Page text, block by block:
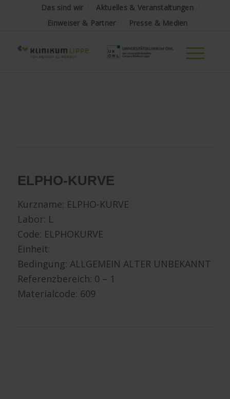
Das sind wir
Aktuelles & Veranstaltungen
Einweiser & Partner
Presse & Medien
ELPHO-KURVE
Kurzname: ELPHO-KURVE
Labor: L
Code: ELPHOKURVE
Einheit:
Bedingung: ALLGEMEIN ALTER UNBEKANNT
Referenzbereich: 0 – 1
Materialcode: 609